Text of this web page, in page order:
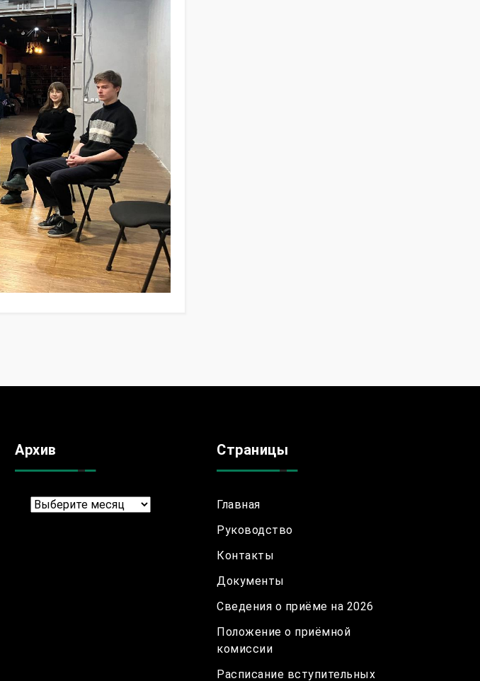
Архив
Архив
Страницы
Главная
Руководство
Контакты
Документы
Сведения о приёме на 2026
Положение о приёмной
комиссии
Расписание вступительных